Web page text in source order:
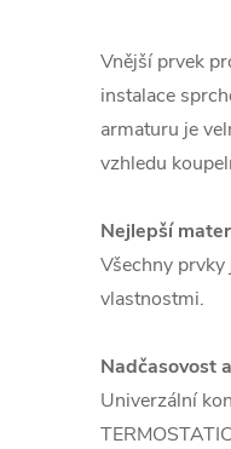
Vnější prvek
instalace
armaturu je
vzhledu
Nejlepší
Všechny
vlastnostmi.
Nadčasovost
Univerzální